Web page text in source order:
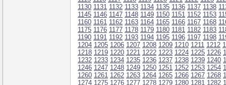
1130 1131 1132 1133 1134 1135 1136 1137 1138
1145 1146 1147 1148 1149 1150 1151 1152 1153
1160 1161 1162 1163 1164 1165 1166 1167 1168
1175 1176 1177 1178 1179 1180 1181 1182 1183
1190 1191 1192 1193 1194 1195 1196 1197 1198
1204 1205 1206 1207 1208 1209 1210 1211 1212
1218 1219 1220 1221 1222 1223 1224 1225 1226
1232 1233 1234 1235 1236 1237 1238 1239 1240
1246 1247 1248 1249 1250 1251 1252 1253 1254
1260 1261 1262 1263 1264 1265 1266 1267 1268
1274 1275 1276 1277 1278 1279 1280 1281 1282